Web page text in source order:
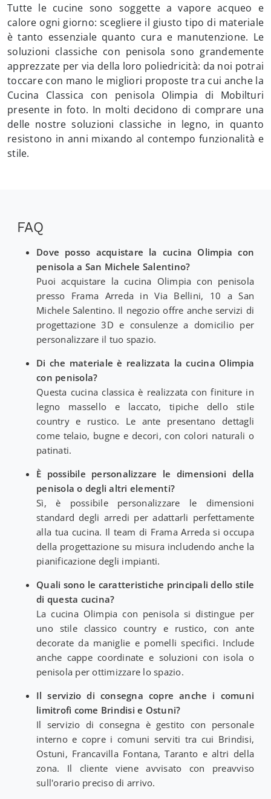
Tutte le cucine sono soggette a vapore acqueo e
calore ogni giorno: scegliere il giusto tipo di materiale
è tanto essenziale quanto cura e manutenzione. Le
soluzioni classiche con penisola sono grandemente
apprezzate per via della loro poliedricità: da noi potrai
toccare con mano le migliori proposte tra cui anche la
Cucina Classica con penisola Olimpia di Mobilturi
presente in foto. In molti decidono di comprare una
delle nostre soluzioni classiche in legno, in quanto
resistono in anni mixando al contempo funzionalità e
stile.
FAQ
Dove posso acquistare la cucina Olimpia con
penisola a San Michele Salentino?
Puoi acquistare la cucina Olimpia con penisola
presso Frama Arreda in Via Bellini, 10 a San
Michele Salentino. Il negozio offre anche servizi di
progettazione 3D e consulenze a domicilio per
personalizzare il tuo spazio.
Di che materiale è realizzata la cucina Olimpia
con penisola?
Questa cucina classica è realizzata con finiture in
legno massello e laccato, tipiche dello stile
country e rustico. Le ante presentano dettagli
come telaio, bugne e decori, con colori naturali o
patinati.
È possibile personalizzare le dimensioni della
penisola o degli altri elementi?
Sì, è possibile personalizzare le dimensioni
standard degli arredi per adattarli perfettamente
alla tua cucina. Il team di Frama Arreda si occupa
della progettazione su misura includendo anche la
pianificazione degli impianti.
Quali sono le caratteristiche principali dello stile
di questa cucina?
La cucina Olimpia con penisola si distingue per
uno stile classico country e rustico, con ante
decorate da maniglie e pomelli specifici. Include
anche cappe coordinate e soluzioni con isola o
penisola per ottimizzare lo spazio.
Il servizio di consegna copre anche i comuni
limitrofi come Brindisi e Ostuni?
Il servizio di consegna è gestito con personale
interno e copre i comuni serviti tra cui Brindisi,
Ostuni, Francavilla Fontana, Taranto e altri della
zona. Il cliente viene avvisato con preavviso
sull'orario preciso di arrivo.